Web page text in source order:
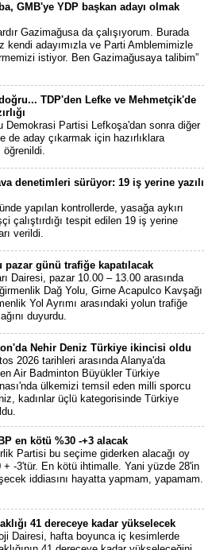
GMB'ye YDP başkan adayı olmak
Gazimağusa da çalışıyorum. Burada
kendi adayımızla ve Parti Amblemimizle
istiyor. Ben Gazimağusaya talibim”
TDP'den Lefke ve Mehmetçik'de
Demokrasi Partisi Lefkoşa'dan sonra diğer
de aday çıkarmak için hazırlıklara
öğrenildi.
denetimleri sürüyor: 19 iş yerine yazılı
yapılan kontrollerde, yasağa aykırı
çalıştırdığı tespit edilen 19 iş yerine
verildi.
pazar günü trafiğe kapatılacak
Dairesi, pazar 10.00 – 13.00 arasında
Dağ Yolu, Girne Acapulco Kavşağı
Yol Ayrımı arasındaki yolun trafiğe
duyurdu.
Nehir Deniz Türkiye ikincisi oldu
2026 tarihleri arasında Alanya'da
Air Badminton Büyükler Türkiye
ülkemizi temsil eden milli sporcu
kadınlar üçlü kategorisinde Türkiye
en kötü %30 -+3 alacak
Partisi bu seçime giderken alacağı oy
+ -3'tür. En kötü ihtimalle. Yani yüzde 28'in
iddiasını hayatta yapmam, yapamam.
41 dereceye kadar yükselecek
Dairesi, hafta boyunca iç kesimlerde